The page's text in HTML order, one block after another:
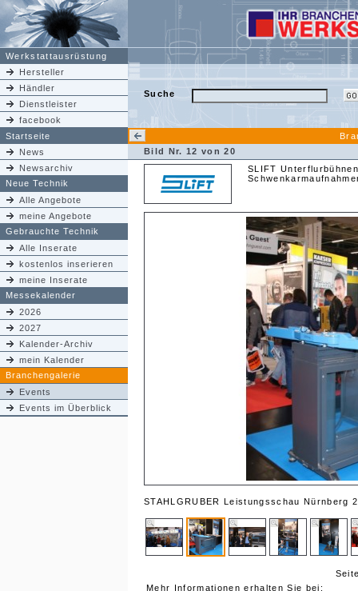
Werkstattausrüstung
Hersteller
Händler
Dienstleister
facebook
Suche
Startseite
News
Newsarchiv
Neue Technik
Alle Angebote
meine Angebote
Gebrauchte Technik
Alle Inserate
kostenlos inserieren
meine Inserate
Messekalender
2026
2027
Kalender-Archiv
mein Kalender
Branchengalerie
Events
Events im Überblick
Bild Nr. 12 von 20
SLIFT
STAHLGRUBER Leistungsschau Nürnberg
Mehr Informationen erhalten Sie bei: